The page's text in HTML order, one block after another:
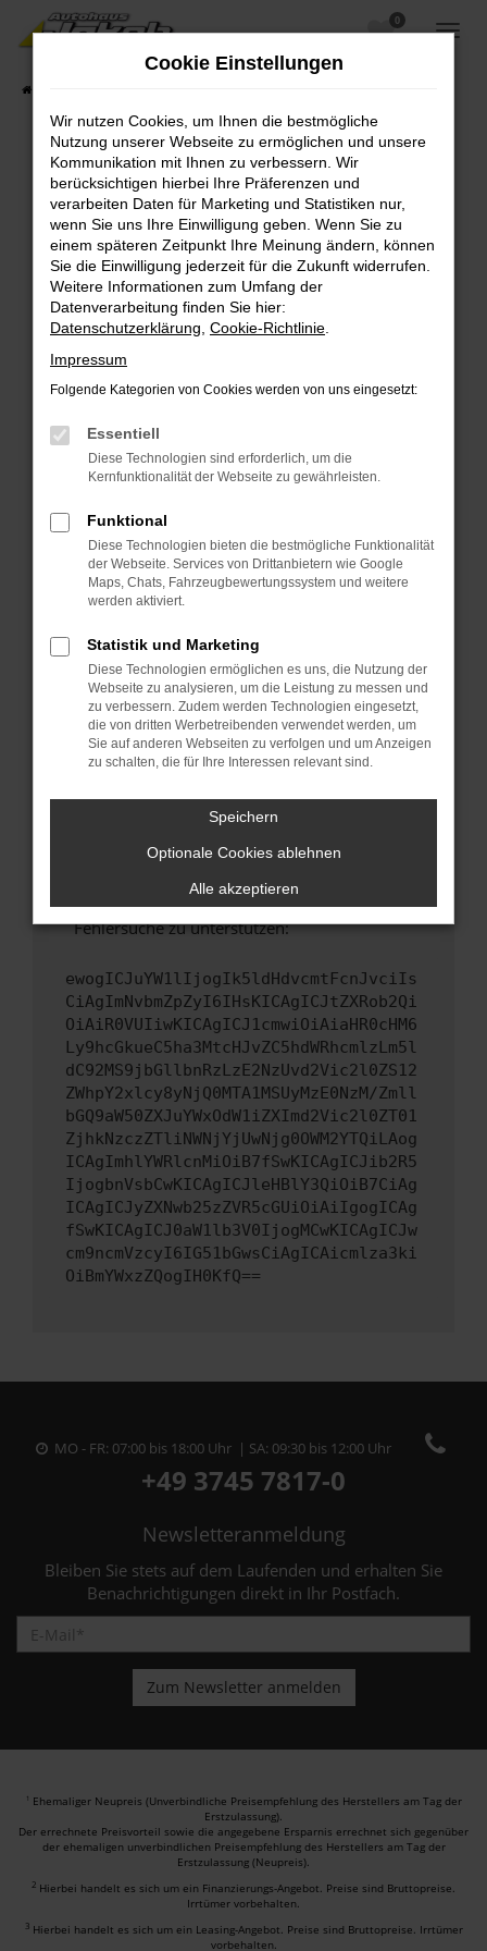
Zum
Hauptinhalt
0
Fehler: Network Error
Beim Laden ist ein Fehler aufgetreten.
Hier sind ein paar Tipps, die dir helfen können:
Überprüfe deine Firewall und deine
Internetverbindung.
Laden andere Webseiten, zum Beispiel deine
Suchmaschine?
Prüfe deine Browsererweiterungen.
Manche Erweiterungen, wie Werbeblocker,
können das Laden bestimmter Seiten
verhindern. Funktioniert die Seite in einem
Fenster?
Starte dein Gerät neu.
Das kann manchmal helfen, vorübergehende
Probleme zu beheben.
Betriebssystem auf dem neuesten Stand
sind.
Veraltete Software birgt nicht nur ein
Sicherheitsrisiko, sondern kann auch dazu
führen, dass bestimmte Funktionen nicht mehr
unterstützt werden.
Wende dich an den Webseitenbetreiber.
Wenn du alle oben genannten Schritte versucht
hast, kontaktiere uns bitte. Wir werden
versuchen, das Problem zu beheben. Du kannst
uns diesen Text schicken, um uns bei der
Fehlersuche zu unterstützen:
ewogICJuYW1lIjogIk5ldHdvcmtFcnJvciIs
CiAgImNvbmZpZyI6IHsKICAgICJtZXRob2Qi
OiAiR0VUIiwKICAgICJ1cmwiOiAiaHR0cHM6
Ly9hcGkueC5ha3MtcHJvZC5hdWRhcmlzLm5l
dC92MS9jbGllbnRzLzE2NzUvd2Vic2l0ZS12
ZWhpY2xlcy8yNjQ0MTA1MSUyMzE0NzM/Zmll
bGQ9aW50ZXJuYWxOdW1iZXImd2Vic2l0ZT01
ZjhkNzczZTliNWNjYjUwNjg0OWM2YTQiLAog
ICAgImhlYWRlcnMiOiB7fSwKICAgICJib2R5
IjogbnVsbCwKICAgICJleHBlY3QiOiB7CiAg
ICAgICJyZXNwb25zZVR5cGUiOiAiIgogICAg
fSwKICAgICJ0aW1lb3V0IjogMCwKICAgICJw
cm9ncmVzcyI6IG51bGwsCiAgICAicmlza3ki
OiBmYWxzZQogIH0KfQ==
MO - FR: 07:00 bis 18:00 Uhr | SA: 09:30 bis 12:00 Uhr
+49 3745 7817-0
Newsletteranmeldung
Bleiben Sie stets auf dem Laufenden und erhalten Sie
Benachrichtigungen direkt in Ihr Postfach.
1 Ehemaliger Neupreis (Unverbindliche Preisempfehlung des Herstellers am Tag der
Erstzulassung).
Der errechnete Preisvorteil sowie die angegebene Ersparnis errechnet sich gegenüber
der ehemaligen unverbindlichen Preisempfehlung des Herstellers am Tag der
Erstzulassung (Neupreis).
2 Hierbei handelt es sich um ein Finanzierungs-Angebot. Preise sind Bruttopreise.
Irrtümer vorbehalten.
3 Hierbei handelt es sich um ein Leasing-Angebot. Preise sind Bruttopreise. Irrtümer
vorbehalten.
Cookie Einstellungen
Wir nutzen Cookies, um Ihnen die bestmögliche
Nutzung unserer Webseite zu ermöglichen und unsere
Kommunikation mit Ihnen zu verbessern. Wir
berücksichtigen hierbei Ihre Präferenzen und
verarbeiten Daten für Marketing und Statistiken nur,
wenn Sie uns Ihre Einwilligung geben. Wenn Sie zu
einem späteren Zeitpunkt Ihre Meinung ändern, können
Sie die Einwilligung jederzeit für die Zukunft widerrufen.
Weitere Informationen zum Umfang der
Datenverarbeitung finden Sie hier:
Datenschutzerklärung Cookie-Richtlinie
Impressum
Folgende Kategorien von Cookies werden von uns eingesetzt:
Essentiell
Diese Technologien sind erforderlich, um die
Kernfunktionalität der Webseite zu gewährleisten.
Funktional
Diese Technologien bieten die bestmögliche Funktionalität
der Webseite. Services von Drittanbietern wie Google
Maps, Chats, Fahrzeugbewertungssystem und weitere
werden aktiviert.
Statistik und Marketing
Diese Technologien ermöglichen es uns, die Nutzung der
Webseite zu analysieren, um die Leistung zu messen und
zu verbessern. Zudem werden Technologien eingesetzt,
die von dritten Werbetreibenden verwendet werden, um
Sie auf anderen Webseiten zu verfolgen und um Anzeigen
zu schalten, die für Ihre Interessen relevant sind.
Speichern
Optionale Cookies ablehnen
Alle akzeptieren